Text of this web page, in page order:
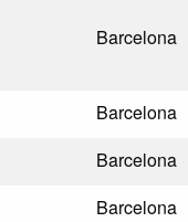
Barcelona
Barcelona
Barcelona
Barcelona